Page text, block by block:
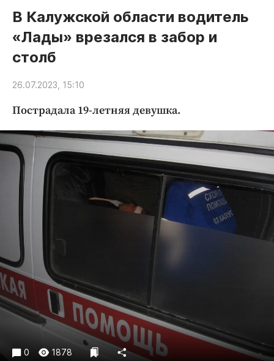
Новости компаний
Статьи
Народные новости
Авто и транспорт
Криминал
Культура
Недвижимость и ЖКХ
Образование
Общество
Погода
Спорт
Экономика и бизнес
ПРОЕКТЫ
Блоги
Издания
В Калужской области водитель
«Лады» врезался в забор и
столб
26.07.2023, 15:10
Пострадала 19-летняя девушка.
0 1878